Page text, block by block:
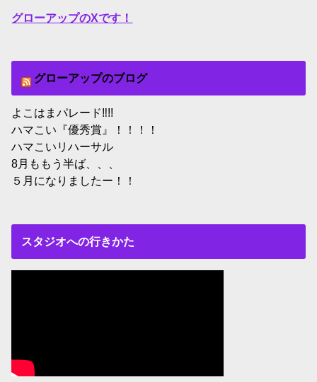
グローアップのXです！
グローアップのブログ
よこはまパレード‼︎!!
ハマこい『優秀賞』！！！！
ハマこいリハーサル
8月ももう半ば、、、
５月になりましたー！！
スタジオへの行きかた